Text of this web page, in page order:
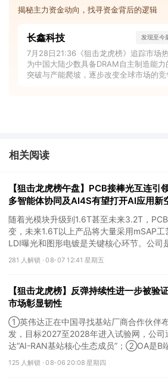
揭秘主力资金动向，找寻资金背后的逻辑
长鑫科技 发现至今
7月28日21:36《狙击龙虎榜》追踪市场
为中国大陆少数具备DRAM自主制造能
突破与产能爬坡，逐步改变全球市场的竞
相关阅读
【狙击龙虎榜午盘】PCB接棒光互连引
多智能体协同及AI4S有望打开AI应用新
随着光模块升级到1.6T甚至未来3.2T，
变，未来1.6T以上产品将大量采用mSAP工
LDI曝光和图形电镀是关键核心环节。公司
望凭借其解析度更高的LDI技术，成为不可
281 人解锁 ·08-07 12:41 星期五
【狙击龙虎榜】反弹持续性进一步被验
市场彰显韧性
①英伟达正在中国寻找基站厂商合作伙伴
发，目标2027至2028年进入试验网，公司
达“AI-RAN基站核心生态成员”；②OA是B
入口，公司凭借数万家企业客户积累的场
头进化为企业智能体经济的核心枢纽；③
125 人解锁 ·08-06 20:08 星期四